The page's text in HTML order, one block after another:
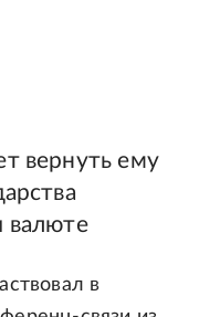
вернуть ему
валюте
в